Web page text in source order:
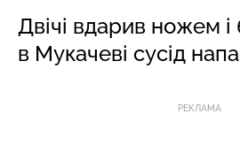
Двічі вдарив ножем і
в Мукачеві сусід
РЕКЛАМА